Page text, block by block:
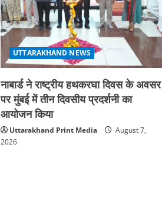
UTTARAKHAND NEWS
नाबार्ड ने राष्ट्रीय हथकरघा दिवस के अवसर
पर मुंबई में तीन दिवसीय प्रदर्शनी का
आयोजन किया
Uttarakhand Print Media
August 7,
2026